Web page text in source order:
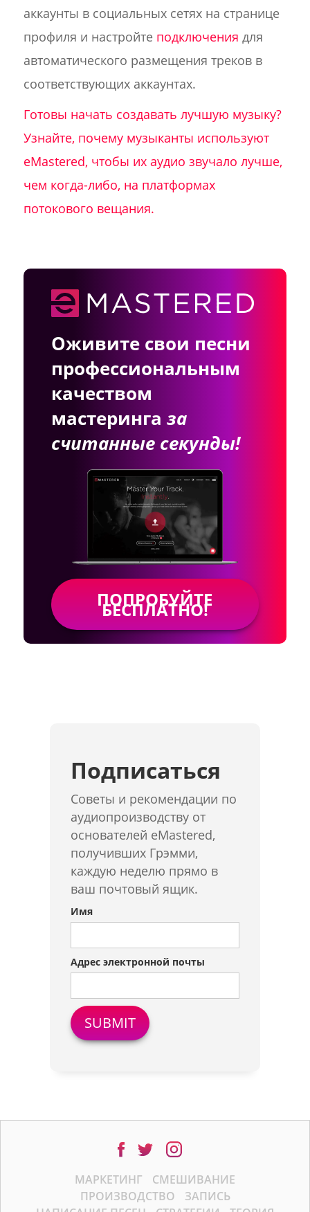
аккаунты в социальных сетях на странице
профиля и настройте подключения для
автоматического размещения треков в
соответствующих аккаунтах.
Готовы начать создавать лучшую музыку?
Узнайте, почему музыканты используют
eMastered, чтобы их аудио звучало лучше,
чем когда-либо, на платформах
потокового вещания.
Оживите свои песни
профессиональным
качеством
мастеринга за
считанные секунды!
ПОПРОБУЙТЕ
БЕСПЛАТНО!
Подписаться
Советы и рекомендации по
аудиопроизводству от
основателей eMastered,
получивших Грэмми,
каждую неделю прямо в
ваш почтовый ящик.
Имя
Адрес электронной почты
МАРКЕТИНГ
СМЕШИВАНИЕ
ПРОИЗВОДСТВО
ЗАПИСЬ